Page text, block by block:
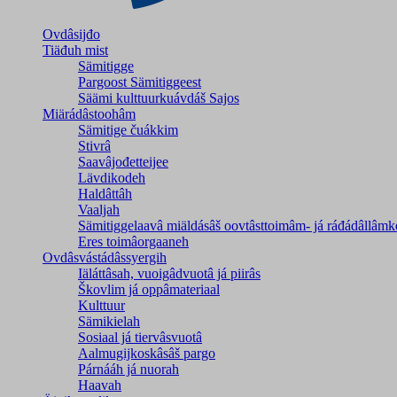
Ovdâsijđo
Tiäđuh mist
Sämitigge
Pargoost Sämitiggeest
Säämi kulttuurkuávdáš Sajos
Miärádâstoohâm
Sämitige čuákkim
Stivrâ
Saavâjođetteijee
Lävdikodeh
Haldâttâh
Vaaljah
Sämitiggelaavâ miäldásâš oovtâsttoimâm- já
Eres toimâorgaaneh
Ovdâsvástádâssyergih
Iäláttâsah, vuoigâdvuotâ já piirâs
Škovlim já oppâmateriaal
Kulttuur
Sämikielah
Sosiaal já tiervâsvuotâ
Aalmugijkoskâsâš pargo
Párnááh já nuorah
Haavah